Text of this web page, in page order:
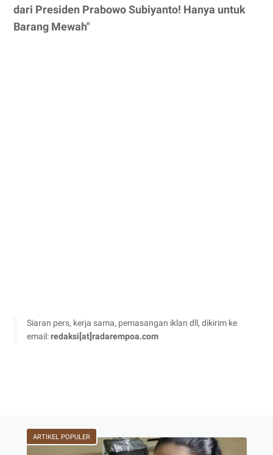
dari Presiden Prabowo Subiyanto! Hanya untuk
Barang Mewah"
Siaran pers, kerja sama, pemasangan iklan dll, dikirim ke
email:redaksi[at]radarempoa.com
ARTIKEL POPULER